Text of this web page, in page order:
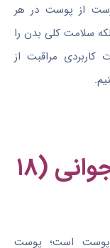
از پوست در هر
سلامت کلی بدن را
کاربردی مراقبت از
مراقبت از پوست در جوانی (۱۸
پوست است؛ پوست